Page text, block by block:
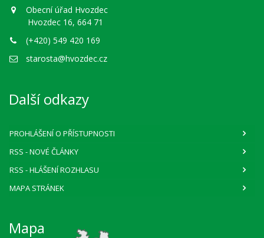
Obecní úřad Hvozdec
Hvozdec 16, 664 71
(+420) 549 420 169
starosta@hvozdec.cz
Další odkazy
PROHLÁŠENÍ O PŘÍSTUPNOSTI
RSS - NOVÉ ČLÁNKY
RSS - HLÁŠENÍ ROZHLASU
MAPA STRÁNEK
Mapa